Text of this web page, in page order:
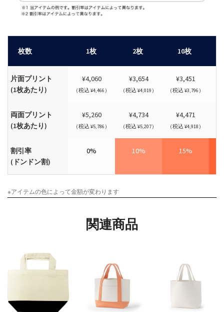
枚数 1枚 2枚 10枚
片面プリント
(1枚あたり)
¥4,060
（税込 ¥4,466）
¥3,654
（税込 ¥4,019）
¥3,451
（税込 ¥3,796）
両面プリント
(1枚あたり)
¥5,260
（税込 ¥5,786）
¥4,734
（税込 ¥5,207）
¥4,471
（税込 ¥4,918）
割引率
(ドンドン割)
0% 10% 15%
※アイテムの色によって金額が変わります
関連商品